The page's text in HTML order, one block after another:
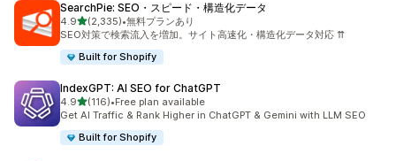
SearchPie: SEO・スピード・構造化データ
4.95つ星中
(2,335)
合計レビュー数：2335件
•無料プランあり
SEO対策で検索流入を増加。サイト高速化・構造化データ対応 ⇈
Built for Shopify
IndexGPT: AI SEO for ChatGPT
4.95つ星中
(116)
合計レビュー数：116件
•Free plan available
Get AI Traffic & Rank Higher in ChatGPT & Gemini with LLM SEO
Built for Shopify